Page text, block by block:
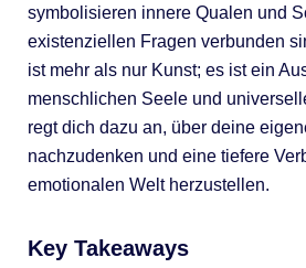
symbolisieren innere Qualen und
existenziellen Fragen verbunden
ist mehr als nur Kunst; es ist ein
menschlichen Seele und
regt dich dazu an, über deine
nachzudenken und eine tiefere
emotionalen Welt herzustellen.
Key Takeaways